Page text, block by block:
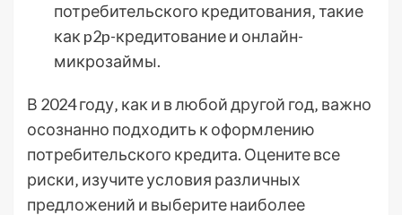
потребительского кредитования‚ такие
как p2p-кредитование и онлайн-
микрозаймы.
В 2024 году‚ как и в любой другой год‚ важно
осознанно подходить к оформлению
потребительского кредита. Оцените все
риски‚ изучите условия различных
предложений и выберите наиболее